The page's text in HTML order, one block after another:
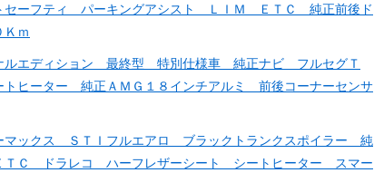
ーフティ パーキングアシスト ＬＩＭ ＥＴＣ 純正前後ド
ｍ
エディション 最終型 特別仕様車 純正ナビ フルセグＴ
ヒーター 純正ＡＭＧ１８インチアルミ 前後コーナーセンサ
ックス ＳＴＩフルエアロ ブラックトランクスポイラー 純
Ｃ ドラレコ ハーフレザーシート シートヒーター スマー